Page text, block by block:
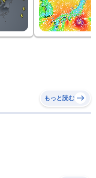
もっと読む